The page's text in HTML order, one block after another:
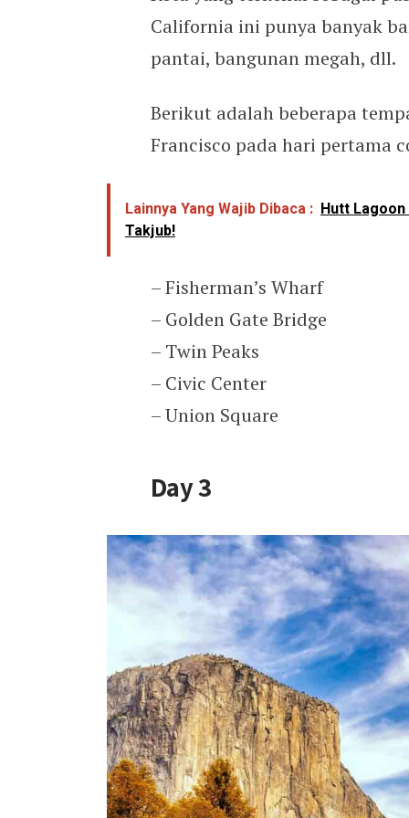
California ini punya banyak
pantai, bangunan megah, dll.
Berikut adalah beberapa
Francisco pada hari pertama
Lainnya Yang Wajib Dibaca : Hutt Lagoon
Takjub!
– Fisherman’s Wharf
– Golden Gate Bridge
– Twin Peaks
– Civic Center
– Union Square
Day 3